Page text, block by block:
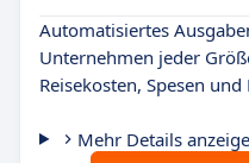
Automatisiertes
Unternehmen jeder
Reisekosten, Spesen und
Mehr Details